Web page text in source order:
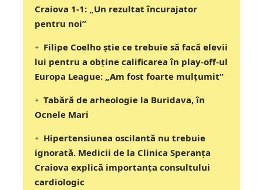
Craiova 1-1: „Un rezultat încurajator
pentru noi”
Filipe Coelho știe ce trebuie să facă elevii
lui pentru a obține calificarea în play-off-ul
Europa League: „Am fost foarte mulțumit”
Tabără de arheologie la Buridava, în
Ocnele Mari
Hipertensiunea oscilantă nu trebuie
ignorată. Medicii de la Clinica Speranța
Craiova explică importanța consultului
cardiologic